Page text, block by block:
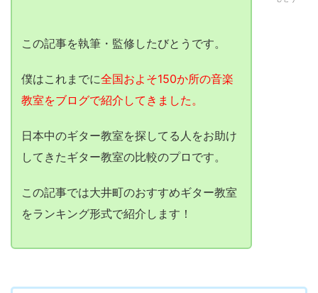
この記事を執筆・監修したびとうです。
僕はこれまでに全国およそ150か所の音楽
教室をブログで紹介してきました。
日本中のギター教室を探してる人をお助け
してきたギター教室の比較のプロです。
この記事では大井町のおすすめギター教室
をランキング形式で紹介します！